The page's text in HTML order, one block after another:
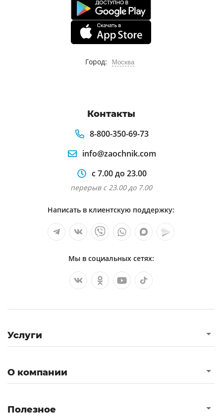
Город: Москва
Контакты
8-800-350-69-73
info@zaochnik.com
с 7.00 до 23.00
перерыв с 23.00 до 7.00
Написать в клиентскую поддержку:
Мы в социальных сетях:
Услуги
О компании
Полезное